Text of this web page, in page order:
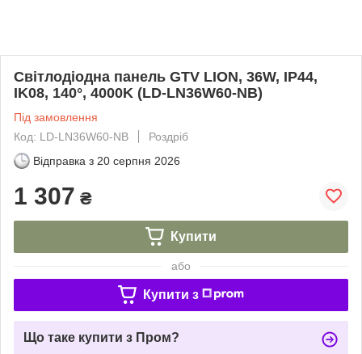
Світлодіодна панель GTV LION, 36W, IP44,
IK08, 140°, 4000K (LD-LN36W60-NB)
Під замовлення
Код: LD-LN36W60-NB
Роздріб
Відправка з 20 серпня 2026
1 307 ₴
Купити
або
Купити з
Що таке купити з Пром?